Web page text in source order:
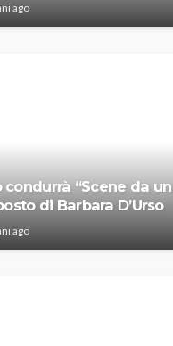
ago
“Scene da un
di Barbara D’Urso
ago